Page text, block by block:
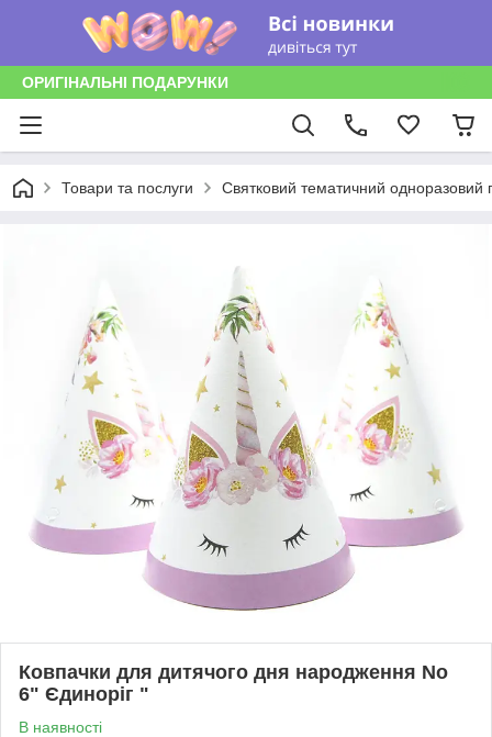
ОРИГІНАЛЬНІ ПОДАРУНКИ
Товари та послуги Святковий тематичний одноразовий
Ковпачки для дитячого дня народження No
6" Єдиноріг "
В наявності